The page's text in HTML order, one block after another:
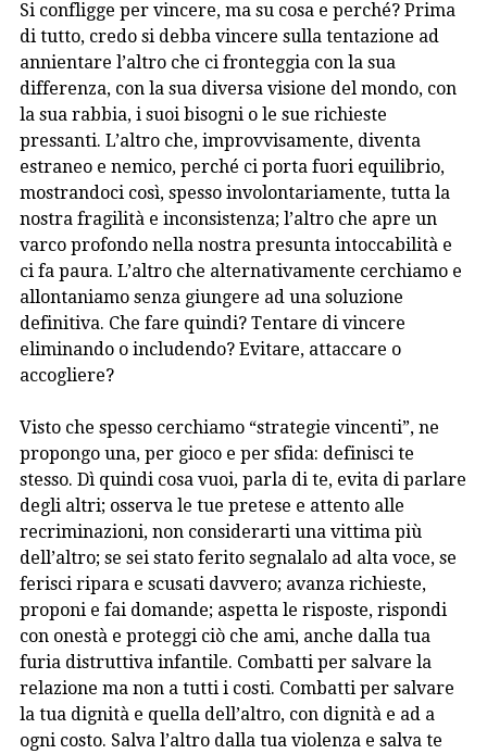
Si confligge per vincere, ma su cosa e perché? Prima
di tutto, credo si debba vincere sulla tentazione ad
annientare l’altro che ci fronteggia con la sua
differenza, con la sua diversa visione del mondo, con
la sua rabbia, i suoi bisogni o le sue richieste
pressanti. L’altro che, improvvisamente, diventa
estraneo e nemico, perché ci porta fuori equilibrio,
mostrandoci così, spesso involontariamente, tutta la
nostra fragilità e inconsistenza; l’altro che apre un
varco profondo nella nostra presunta intoccabilità e
ci fa paura. L’altro che alternativamente cerchiamo e
allontaniamo senza giungere ad una soluzione
definitiva. Che fare quindi? Tentare di vincere
eliminando o includendo? Evitare, attaccare o
accogliere?
Visto che spesso cerchiamo “strategie vincenti”, ne
propongo una, per gioco e per sfida: definisci te
stesso. Dì quindi cosa vuoi, parla di te, evita di parlare
degli altri; osserva le tue pretese e attento alle
recriminazioni, non considerarti una vittima più
dell’altro; se sei stato ferito segnalalo ad alta voce, se
ferisci ripara e scusati davvero; avanza richieste,
proponi e fai domande; aspetta le risposte, rispondi
con onestà e proteggi ciò che ami, anche dalla tua
furia distruttiva infantile. Combatti per salvare la
relazione ma non a tutti i costi. Combatti per salvare
la tua dignità e quella dell’altro, con dignità e ad a
ogni costo. Salva l’altro dalla tua violenza e salva te